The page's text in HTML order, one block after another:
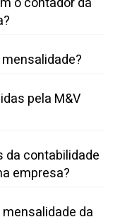
para
pela M&V
e Região.
contabilidade
empresa?
que melhor
da